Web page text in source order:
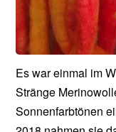
Es war einmal im
Stränge
Sonnenfarbtönen